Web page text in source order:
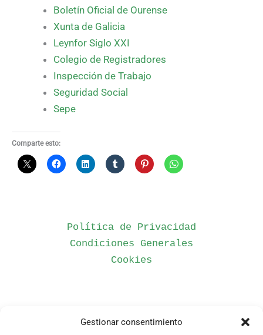
Gestionar consentimiento
Boletín Oficial de Ourense
Xunta de Galicia
Leynfor Siglo XXI
Colegio de Registradores
Inspección de Trabajo
Seguridad Social
Sepe
Comparte esto:
Política de Privacidad
Condiciones Generales
Cookies